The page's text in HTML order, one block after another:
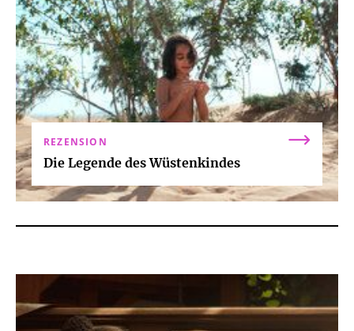
REZENSION
Die Legende des Wüstenkindes